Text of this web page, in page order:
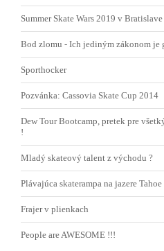
Summer Skate Wars 2019 v Bratislave
Bod zlomu - Ich jediným zákonom je
Sporthocker
Pozvánka: Cassovia Skate Cup 2014
Dew Tour Bootcamp, pretek pre
!
Mladý skateový talent z východu ?
Plávajúca skaterampa na jazere Tahoe
Frajer v plienkach
People are AWESOME !!!